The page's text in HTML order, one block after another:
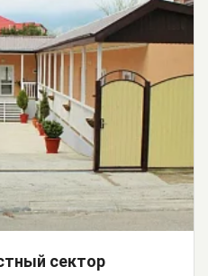
сектор